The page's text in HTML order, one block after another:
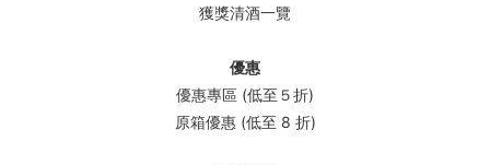
獲獎清酒一覽
優惠
優惠專區 (低至５折)
原箱優惠 (低至 8 折)